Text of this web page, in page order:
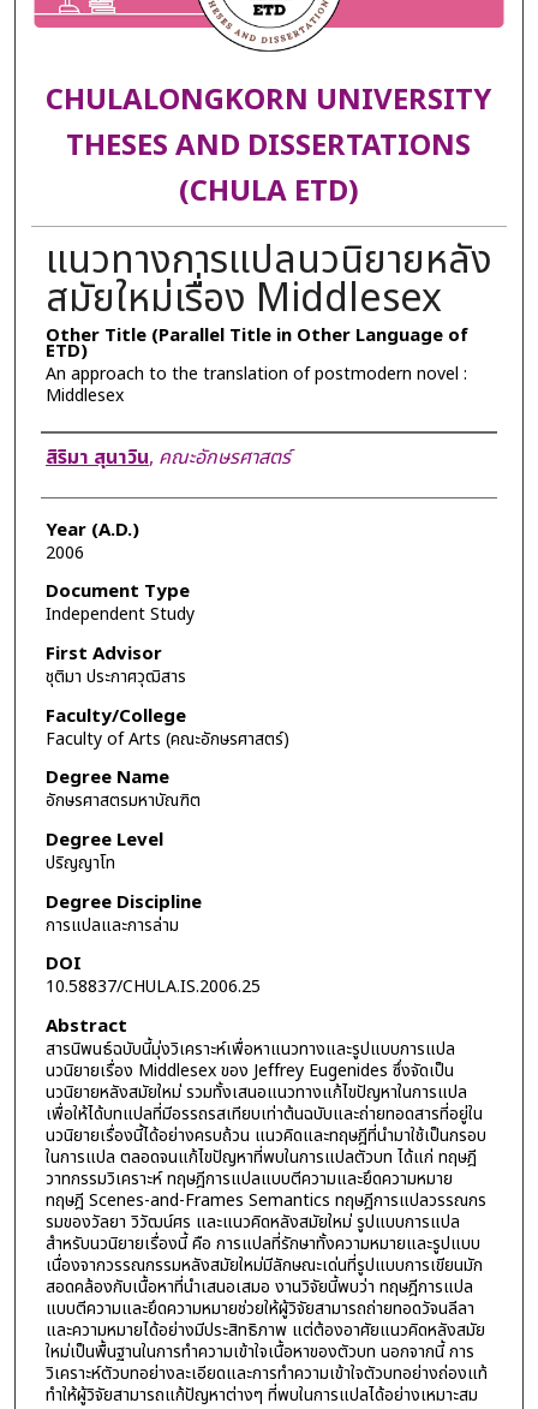
CHULALONGKORN UNIVERSITY
THESES AND DISSERTATIONS
(CHULA ETD)
แนวทางการแปลนวนิยายหลัง
สมัยใหม่เรื่อง Middlesex
Other Title (Parallel Title in Other Language of
ETD)
An approach to the translation of postmodern novel :
Middlesex
Author
สิริมา สุนาวิน, คณะอักษรศาสตร์
Year (A.D.)
2006
Document Type
Independent Study
First Advisor
ชุติมา ประกาศวุฒิสาร
Faculty/College
Faculty of Arts (คณะอักษรศาสตร์)
Degree Name
อักษรศาสตรมหาบัณฑิต
Degree Level
ปริญญาโท
Degree Discipline
การแปลและการล่าม
DOI
10.58837/CHULA.IS.2006.25
Abstract
สารนิพนธ์ฉบับนี้มุ่งวิเคราะห์เพื่อหาแนวทางและรูปแบบการแปล
นวนิยายเรื่อง Middlesex ของ Jeffrey Eugenides ซึ่งจัดเป็น
นวนิยายหลังสมัยใหม่ รวมทั้งเสนอแนวทางแก้ไขปัญหาในการแปล
เพื่อให้ได้บทแปลที่มีอรรถรสเทียบเท่าต้นฉบับและถ่ายทอดสารที่อยู่ใน
นวนิยายเรื่องนี้ได้อย่างครบถ้วน แนวคิดและทฤษฎีที่นำมาใช้เป็นกรอบ
ในการแปล ตลอดจนแก้ไขปัญหาที่พบในการแปลตัวบท ได้แก่ ทฤษฎี
วาทกรรมวิเคราะห์ ทฤษฎีการแปลแบบตีความและยึดความหมาย
ทฤษฎี Scenes-and-Frames Semantics ทฤษฎีการแปลวรรณกร
รมของวัลยา วิวัฒน์ศร และแนวคิดหลังสมัยใหม่ รูปแบบการแปล
สำหรับนวนิยายเรื่องนี้ คือ การแปลที่รักษาทั้งความหมายและรูปแบบ
เนื่องจากวรรณกรรมหลังสมัยใหม่มีลักษณะเด่นที่รูปแบบการเขียนมัก
สอดคล้องกับเนื้อหาที่นำเสนอเสมอ งานวิจัยนี้พบว่า ทฤษฎีการแปล
แบบตีความและยึดความหมายช่วยให้ผู้วิจัยสามารถถ่ายทอดวัจนลีลา
และความหมายได้อย่างมีประสิทธิภาพ แต่ต้องอาศัยแนวคิดหลังสมัย
ใหม่เป็นพื้นฐานในการทำความเข้าใจเนื้อหาของตัวบท นอกจากนี้ การ
วิเคราะห์ตัวบทอย่างละเอียดและการทำความเข้าใจตัวบทอย่างถ่องแท้
ทำให้ผู้วิจัยสามารถแก้ปัญหาต่างๆ ที่พบในการแปลได้อย่างเหมาะสม